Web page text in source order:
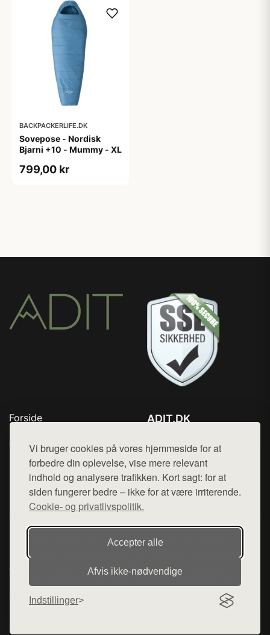
Vi bruger cookies på vores hjemmeside for at
forbedre din oplevelse, vise mere relevant
indhold og analysere trafikken. Kort sagt: for at
siden fungerer bedre – ikke for at være irriterende.
Cookie- og privatlivspolitik.
Accepter alle
Afvis ikke‑nødvendige
Indstillinger
BACKPACKERLIFE.DK
Sovepose - Nordisk
Bjarni +10 - Mummy - XL
799,00 kr
Forside
Top Rabatter
Blog
Kontakt
ADIT.DK
Mail: hej@want.dk
Cookie- og privatlivspolitik
Denne side er en del af want.dk, der udgiver en række
hjemmesider med præsentation af forskellige produkter fra
diverse webshops. Der sælges ikke varer fra denne side - vi
henviser til de shops, som sælger varen. Vi har heller ikke
varerne på lager.